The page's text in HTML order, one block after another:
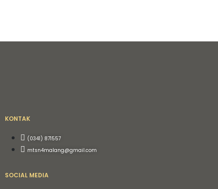
KONTAK
(0341) 871557
mtsn4malang@gmail.com
SOCIAL MEDIA